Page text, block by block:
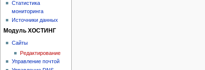
Статистика
мониторинга
Источники данных
Модуль ХОСТИНГ
Сайты
Редактирование
Управление почтой